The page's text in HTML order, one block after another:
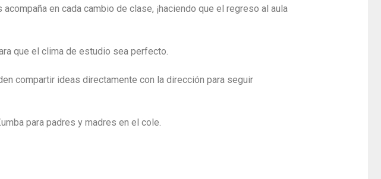
en cada cambio de clase, ¡haciendo que el regreso al aula
que el clima de estudio sea perfecto.
compartir ideas directamente con la dirección para seguir
para padres y madres en el cole.